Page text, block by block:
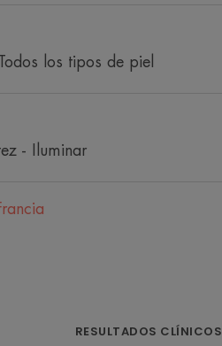
los tipos de piel
- Iluminar
RESULTADOS CLÍNICOS